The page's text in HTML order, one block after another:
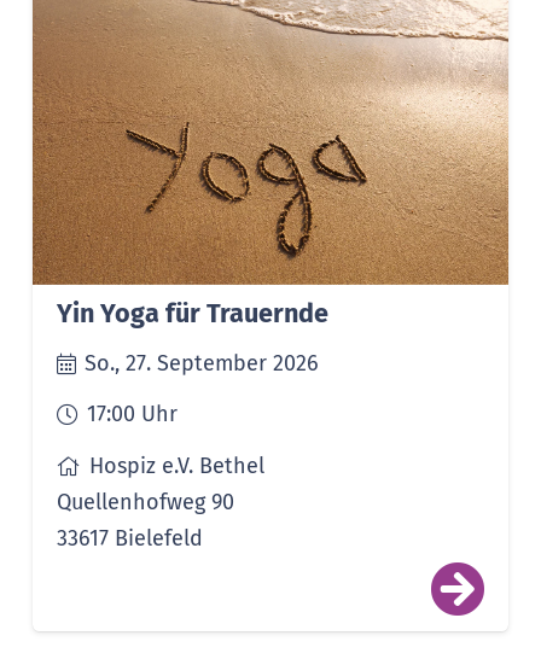
Yin Yoga für Trauernde
So., 27. September 2026
17:00 Uhr
Hospiz e.V. Bethel
Quellenhofweg 90
33617 Bielefeld